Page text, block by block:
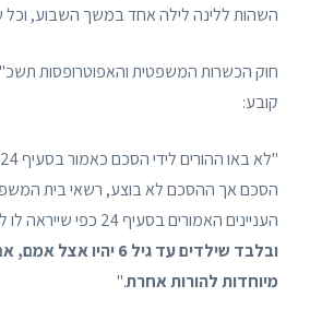
השהות ללינה לילה אחד במשך השבוע, וכל
קובע:
הסכם אך ההסכם לא בוצע, רשאי בית
העניינים האמורים בסעיף 24 כפי שייראה לו לטובת הקטין,
ובלבד שילדים עד גיל 6 יהיו
מיוחדות להורות אחרת."